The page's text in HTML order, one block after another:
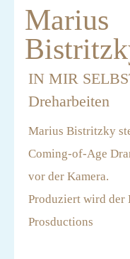
Marius
IN MIR
Dreharbeiten
Marius Bistritzky
Coming-of-Age
vor der Kamera.
Produziert wird
Prosductions